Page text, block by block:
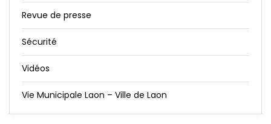
Revue de presse
Sécurité
Vidéos
Vie Municipale Laon – Ville de Laon